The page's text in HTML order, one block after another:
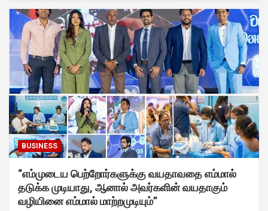
BUSINESS
“எம்முடைய பெற்றோர்களுக்கு வயதாவதை எம்மால்
தடுக்க முடியாது, ஆனால் அவர்களின் வயதாகும்
வழியினை எம்மால் மாற்றமுடியும்”